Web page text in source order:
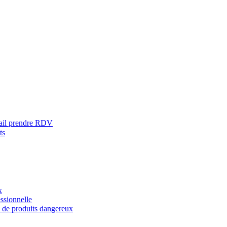
prendre RDV
produits dangereux